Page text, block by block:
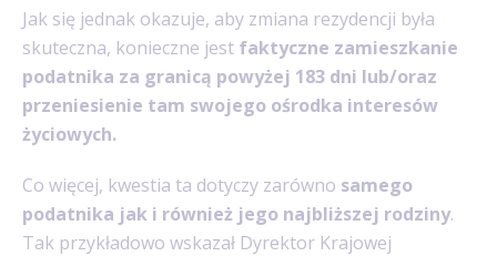
Jak się jednak okazuje, aby zmiana rezydencji była
skuteczna, konieczne jest faktyczne zamieszkanie
podatnika za granicą powyżej 183 dni lub/oraz
przeniesienie tam swojego ośrodka interesów
życiowych.
Co więcej, kwestia ta dotyczy zarówno samego
podatnika jak i również jego najbliższej rodziny.
Tak przykładowo wskazał Dyrektor Krajowej